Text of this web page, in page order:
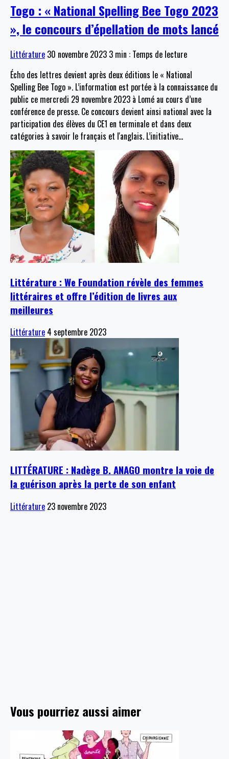
Togo : « National Spelling Bee Togo 2023
», le concours d’épellation de mots lancé
Littérature 30 novembre 2023 3 min : Temps de lecture
Écho des lettres devient après deux éditions le « National
Spelling Bee Togo ». L’information est portée à la connaissance du
public ce mercredi 29 novembre 2023 à Lomé au cours d’une
conférence de presse. Ce concours devient ainsi national avec la
participation des élèves du CE1 en terminale et dans deux
catégories à savoir le français et l'anglais. L’initiative…
Littérature : We Foundation révèle des femmes
littéraires et offre l’édition de livres aux
meilleures
Littérature 4 septembre 2023
LITTÉRATURE : Nadège B. ANAGO montre la voie de
la guérison après la perte de son enfant
Littérature 23 novembre 2023
Vous pourriez aussi aimer